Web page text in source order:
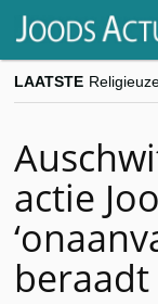
LAATSTE
actie